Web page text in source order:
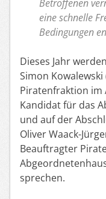
Betroffenen
eine schnelle
Bedingungen
Dieses Jahr
Simon
Piratenfraktion im
Kandidat für das
und auf der
Oliver Waack-
Beauftragter
sprechen.